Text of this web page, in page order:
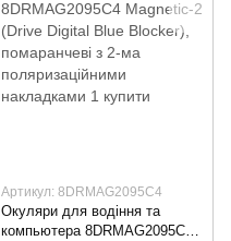
Артикул: 8DRMAG2095C4
Окуляри для водіння та
компьютера 8DRMAG2095C4